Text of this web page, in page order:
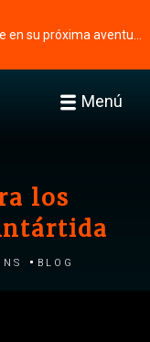
Menú
los
Blog